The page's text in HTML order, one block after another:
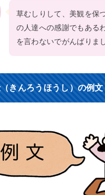
草むしりして、美観を保
の人達への感謝でもある
を言わないでがんばりま
きんろうほうし）の例文